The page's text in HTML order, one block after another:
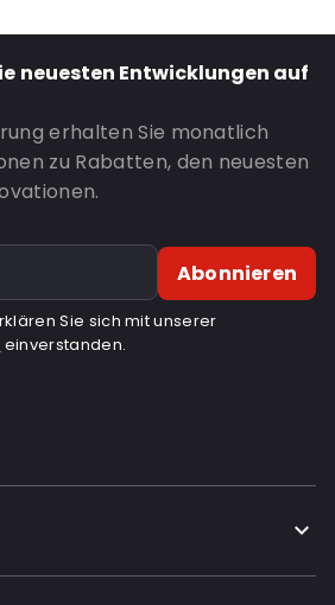
neuesten Entwicklungen auf
erhalten Sie monatlich
zu Rabatten, den neuesten
Abonnieren
Sie sich mit unserer
einverstanden.